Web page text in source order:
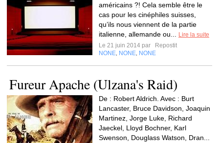
américains ?! Cela semble être le
cas pour les cinéphiles suisses,
qu’ils nous viennent de la partie
italienne, allemande ou...
Lire la suite
Le 21 juin 2014 par
Repostit
NONE NONE NONE
Fureur Apache (Ulzana's Raid)
De : Robert Aldrich. Avec : Burt
Lancaster, Bruce Davidson, Joaquin
Martinez, Jorge Luke, Richard
Jaeckel, Lloyd Bochner, Karl
Swenson, Douglass Watson, Dran...